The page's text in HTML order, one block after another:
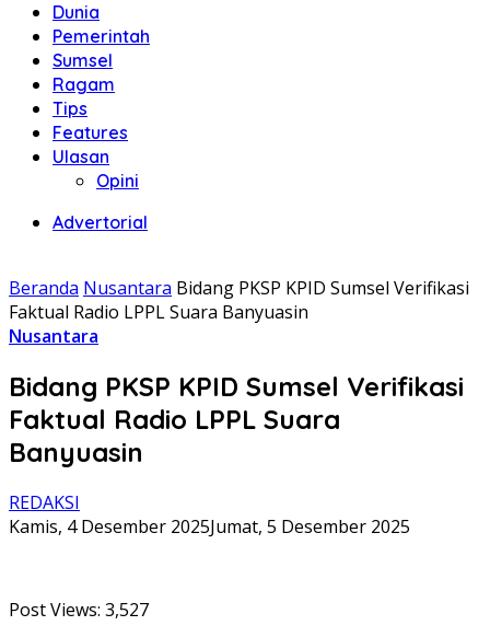
Dunia
Pemerintah
Sumsel
Ragam
Tips
Features
Ulasan
Opini
Advertorial
Beranda Nusantara Bidang PKSP KPID Sumsel Verifikasi
Faktual Radio LPPL Suara Banyuasin
Nusantara
Bidang PKSP KPID Sumsel Verifikasi
Faktual Radio LPPL Suara
Banyuasin
REDAKSI
Kamis, 4 Desember 2025Jumat, 5 Desember 2025
Post Views: 3,527